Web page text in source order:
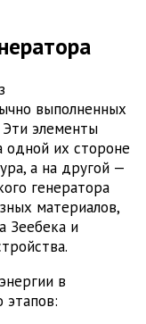
выполненных
элементы
одной их стороне
а на другой —
генератора
материалов,
Зеебека и
в
этапов: